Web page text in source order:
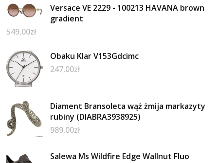
Versace VE 2229 - 100213 HAVANA brown
gradient
549,00zł
Obaku Klar V153Gdcimc
247,00zł
Diament Bransoleta wąż żmija markazyty
rubiny (DIABRA3938925)
989,00zł
Salewa Ms Wildfire Edge Wallnut Fluo